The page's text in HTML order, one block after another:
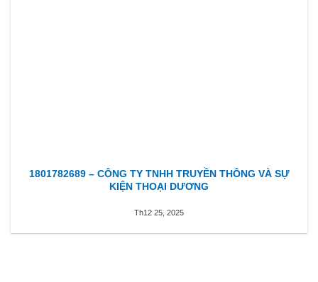
1801782689 – CÔNG TY TNHH TRUYỀN THÔNG VÀ SỰ
KIỆN THOẠI DƯƠNG
Th12 25, 2025